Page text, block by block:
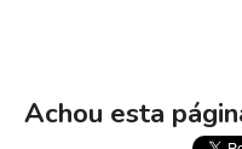
Achou esta